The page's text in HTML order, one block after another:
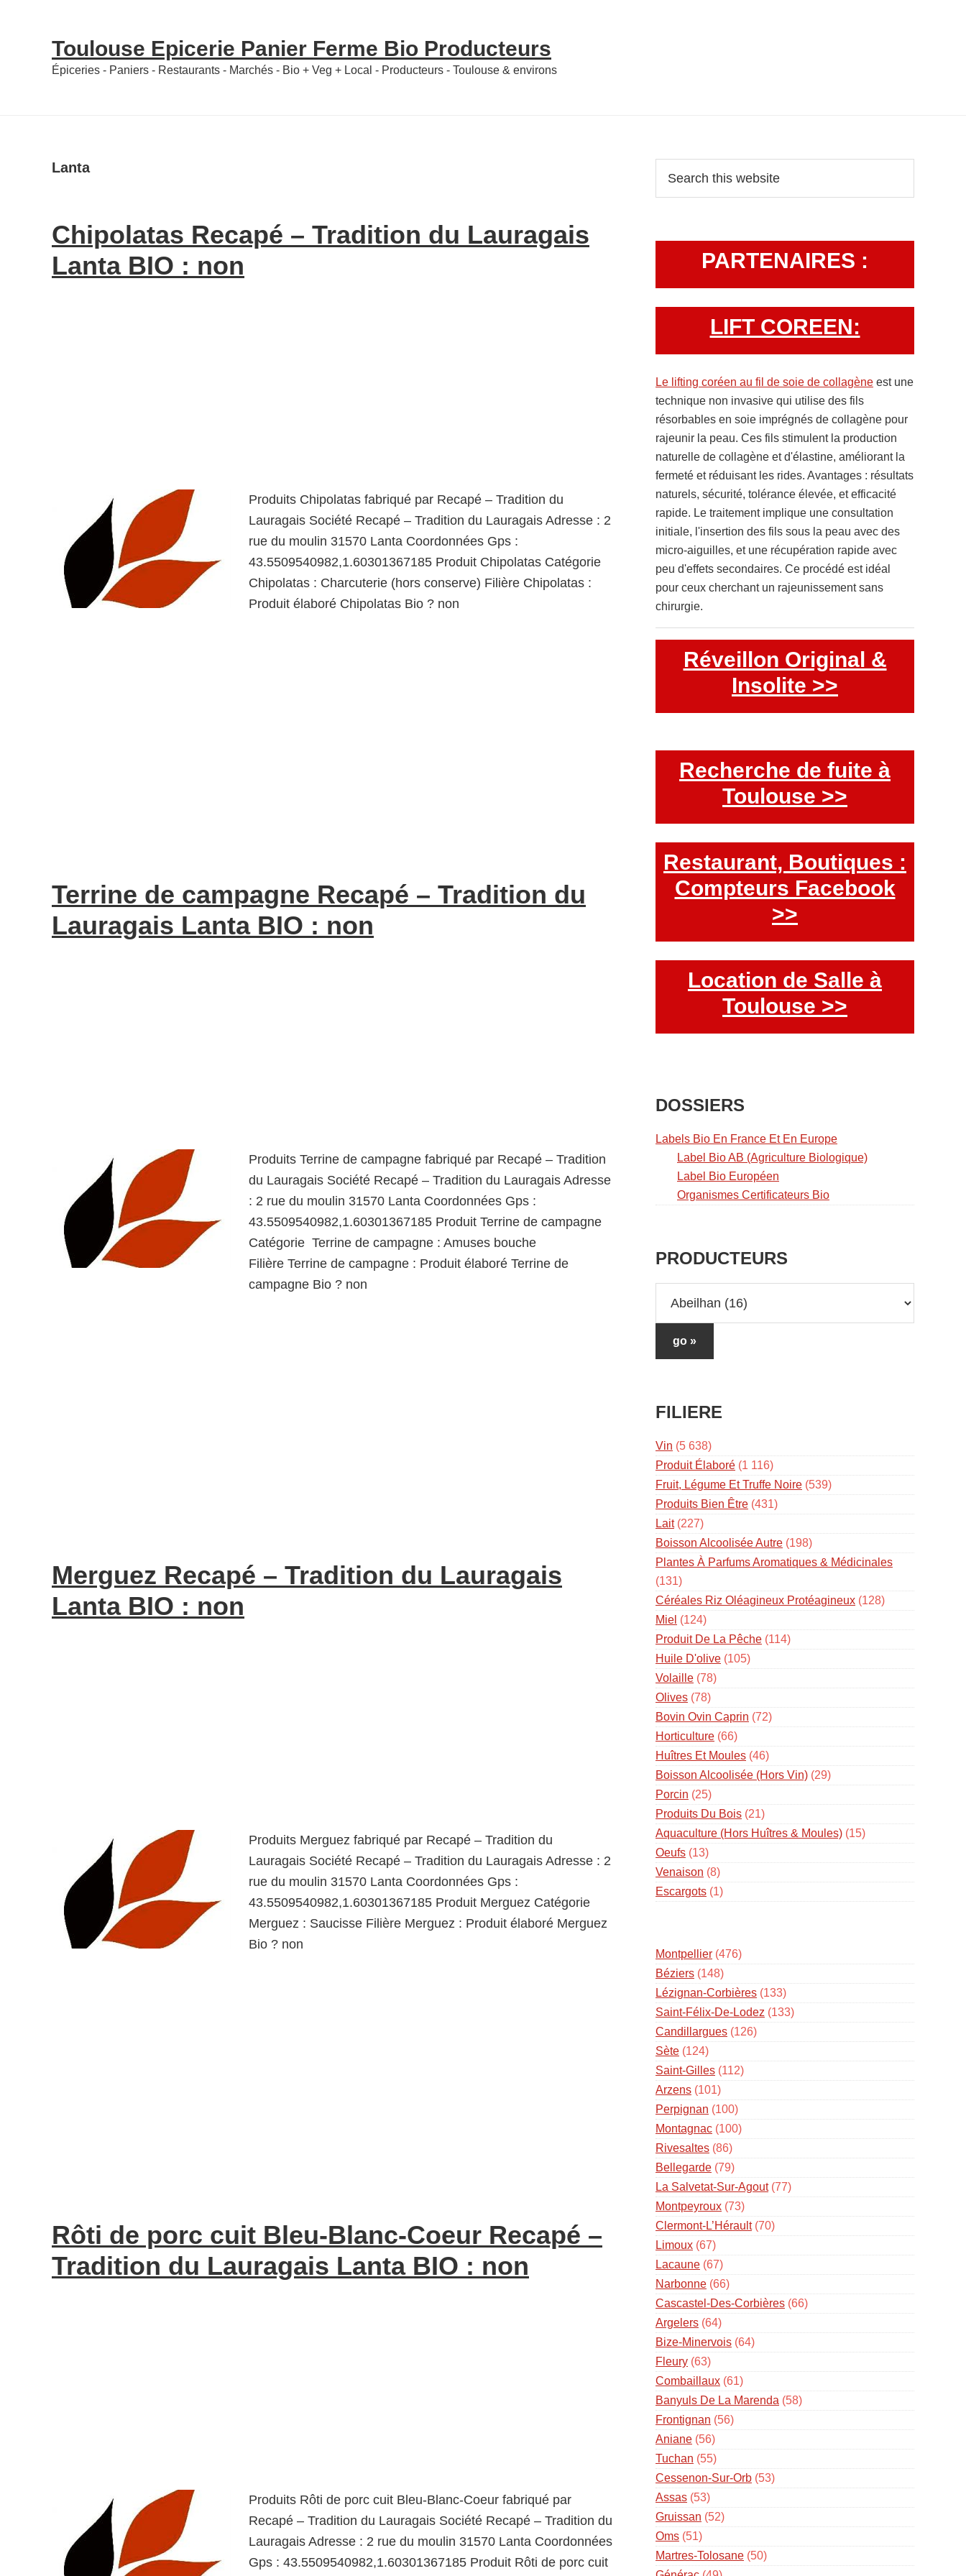
Toulouse Epicerie Panier Ferme Bio Producteurs
Épiceries - Paniers - Restaurants - Marchés - Bio + Veg + Local - Producteurs - Toulouse & environs
Lanta
Chipolatas Recapé – Tradition du Lauragais
Lanta BIO : non
Produits Chipolatas fabriqué par Recapé – Tradition du
Lauragais Société Recapé – Tradition du Lauragais Adresse : 2
rue du moulin 31570 Lanta Coordonnées Gps :
43.5509540982,1.60301367185 Produit Chipolatas Catégorie
Chipolatas : Charcuterie (hors conserve) Filière Chipolatas :
Produit élaboré Chipolatas Bio ? non
Terrine de campagne Recapé – Tradition du
Lauragais Lanta BIO : non
Produits Terrine de campagne fabriqué par Recapé – Tradition
du Lauragais Société Recapé – Tradition du Lauragais Adresse
: 2 rue du moulin 31570 Lanta Coordonnées Gps :
43.5509540982,1.60301367185 Produit Terrine de campagne
Catégorie Terrine de campagne : Amuses bouche
Filière Terrine de campagne : Produit élaboré Terrine de
campagne Bio ? non
Merguez Recapé – Tradition du Lauragais
Lanta BIO : non
Produits Merguez fabriqué par Recapé – Tradition du
Lauragais Société Recapé – Tradition du Lauragais Adresse : 2
rue du moulin 31570 Lanta Coordonnées Gps :
43.5509540982,1.60301367185 Produit Merguez Catégorie
Merguez : Saucisse Filière Merguez : Produit élaboré Merguez
Bio ? non
Rôti de porc cuit Bleu-Blanc-Coeur Recapé –
Tradition du Lauragais Lanta BIO : non
Produits Rôti de porc cuit Bleu-Blanc-Coeur fabriqué par
Recapé – Tradition du Lauragais Société Recapé – Tradition du
Lauragais Adresse : 2 rue du moulin 31570 Lanta Coordonnées
Gps : 43.5509540982,1.60301367185 Produit Rôti de porc cuit
Primary
Sidebar
this
PARTENAIRES :
LIFT COREEN:
Le lifting coréen au fil de soie de collagène est une
technique non invasive qui utilise des fils
résorbables en soie imprégnés de collagène pour
rajeunir la peau. Ces fils stimulent la production
naturelle de collagène et d'élastine, améliorant la
fermeté et réduisant les rides. Avantages : résultats
naturels, sécurité, tolérance élevée, et efficacité
rapide. Le traitement implique une consultation
initiale, l'insertion des fils sous la peau avec des
micro-aiguilles, et une récupération rapide avec
peu d'effets secondaires. Ce procédé est idéal
pour ceux cherchant un rajeunissement sans
chirurgie.
Réveillon Original &
Insolite >>
Recherche de fuite à
Toulouse >>
Restaurant, Boutiques :
Compteurs Facebook
>>
Location de Salle à
Toulouse >>
DOSSIERS
Labels Bio En France Et En Europe
Label Bio AB (Agriculture Biologique)
Label Bio Européen
Organismes Certificateurs Bio
PRODUCTEURS
FILIERE
Vin (5 638)
Produit Élaboré (1 116)
Fruit, Légume Et Truffe Noire (539)
Produits Bien Être (431)
Lait(227)
Boisson Alcoolisée Autre (198)
Plantes À Parfums Aromatiques & Médicinales
(131)
Céréales Riz Oléagineux Protéagineux (128)
Miel (124)
Produit De La Pêche (114)
Huile D'olive (105)
Volaille (78)
Olives (78)
Bovin Ovin Caprin (72)
Horticulture (66)
Huîtres Et Moules (46)
Boisson Alcoolisée (hors Vin) (29)
Porcin (25)
Produits Du Bois (21)
Aquaculture (hors Huîtres & Moules) (15)
Oeufs (13)
Venaison (8)
Escargots (1)
Montpellier (476)
Béziers (148)
Lézignan-Corbières (133)
Saint-Félix-De-Lodez (133)
Candillargues (126)
Sète (124)
Saint-Gilles (112)
Arzens (101)
Perpignan (100)
Montagnac (100)
Rivesaltes (86)
Bellegarde (79)
La Salvetat-Sur-Agout(77)
Montpeyroux (73)
Clermont-L’Hérault(70)
Limoux (67)
Lacaune (67)
Narbonne (66)
Cascastel-Des-Corbières (66)
Argelers (64)
Bize-Minervois (64)
Fleury (63)
Combaillaux (61)
Banyuls De La Marenda (58)
Frontignan (56)
Aniane (56)
Tuchan (55)
Cessenon-Sur-Orb (53)
Assas (53)
Gruissan (52)
Oms (51)
Martres-Tolosane (50)